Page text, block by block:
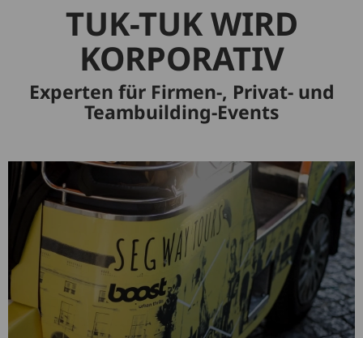
TUK-TUK WIRD
KORPORATIV
Experten für Firmen-, Privat- und
Teambuilding-Events